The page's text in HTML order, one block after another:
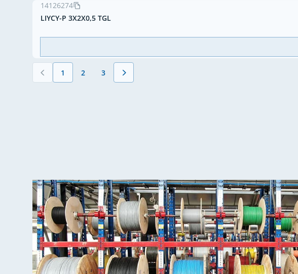
14126274
LIYCY-P 3X2X0,5 TGL
Vous lisez actuellement la page
1 Page
2 Page
3